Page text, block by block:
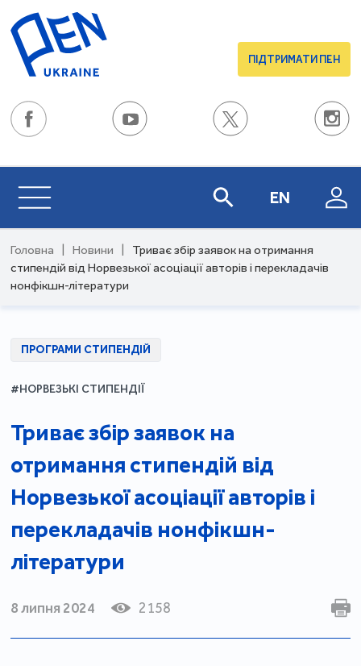
ПІДТРИМАТИ ПЕН
EN
Головна Новини
Триває збір заявок на отримання
стипендій від Норвезької асоціації авторів і перекладачів
нонфікшн-літератури
ПРОГРАМИ СТИПЕНДІЙ
#НОРВЕЗЬКІ СТИПЕНДІЇ
Триває збір заявок на
отримання стипендій від
Норвезької асоціації авторів і
перекладачів нонфікшн-
літератури
8 липня 2024 2158